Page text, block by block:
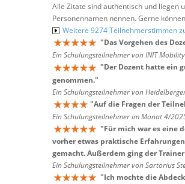
Alle Zitate sind authentisch und liegen
Personennamen nennen. Gerne
Weitere 9274 Teilnehmerstimmen
"Das Vorgehen des
Ein Schulungsteilnehmer von INIT
"Der Dozent hatte ein
genommen."
Ein Schulungsteilnehmer von
"Auf die Fragen der
Ein Schulungsteilnehmer im Monat 4/
"Für mich war es eine
vorher etwas praktische
gemacht. Außerdem ging der
Ein Schulungsteilnehmer von Sartorius
"Ich mochte die